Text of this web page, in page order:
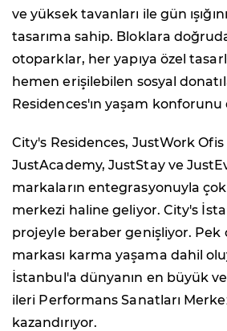
ve yüksek tavanları ile gün
tasarıma sahip. Bloklara
otoparklar, her yapıya özel
hemen erişilebilen sosyal
Residences'ın yaşam
City's Residences, JustWork
JustAcademy, JustStay ve
markaların entegrasyonuyla
merkezi haline geliyor. City's
projeyle beraber genişliyor. Pek
markası karma yaşama dahil
İstanbul'a dünyanın en büyük
ileri Performans Sanatları
kazandırıyor.